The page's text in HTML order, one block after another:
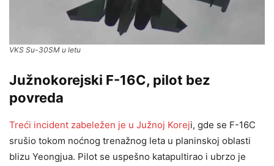
VKS Su-30SM u letu
Južnokorejski F-16C, pilot bez
povreda
Treći incident zabeležen je u Južnoj Koreji, gde se F-16C
srušio tokom noćnog trenažnog leta u planinskoj oblasti
blizu Yeongjua. Pilot se uspešno katapultirao i ubrzo je